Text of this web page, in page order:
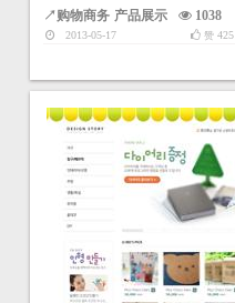
↗购物商务 产品展示 1038
2013-05-17 赞425